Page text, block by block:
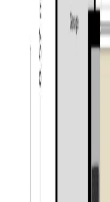
Tuin & garage:
Ook buiten heeft deze
voorzijde beschikt u over
voor twee auto’s op
en de fijne oprit zorgen
entree van de woning. De
oosten en vormt een fijne,
buitenleven te genieten.
beplanting en de
overdekte loungehoek